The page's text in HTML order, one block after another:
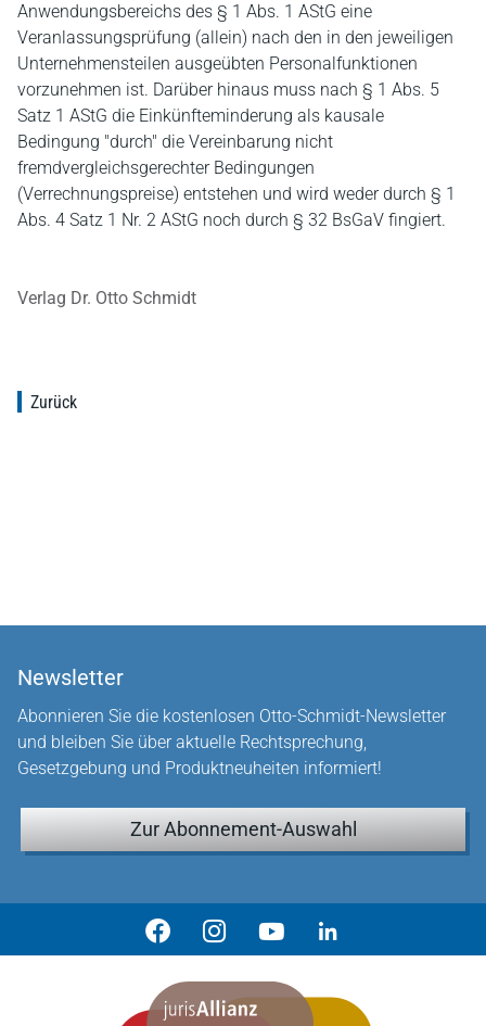
Anwendungsbereichs des § 1 Abs. 1 AStG eine
Veranlassungsprüfung (allein) nach den in den jeweiligen
Unternehmensteilen ausgeübten Personalfunktionen
vorzunehmen ist. Darüber hinaus muss nach § 1 Abs. 5
Satz 1 AStG die Einkünfteminderung als kausale
Bedingung "durch" die Vereinbarung nicht
fremdvergleichsgerechter Bedingungen
(Verrechnungspreise) entstehen und wird weder durch § 1
Abs. 4 Satz 1 Nr. 2 AStG noch durch § 32 BsGaV fingiert.
Verlag Dr. Otto Schmidt
Zurück
Newsletter
Abonnieren Sie die kostenlosen Otto-Schmidt-Newsletter
und bleiben Sie über aktuelle Rechtsprechung,
Gesetzgebung und Produktneuheiten informiert!
Zur Abonnement-Auswahl